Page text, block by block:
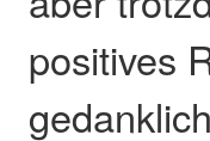
positives